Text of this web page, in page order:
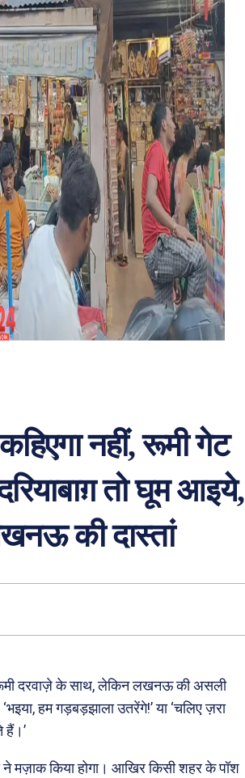
नहीं, रूमी गेट
तो घूम आइये,
की दास्तां
रूमी दरवाज़े के साथ, लेकिन लखनऊ की असली
हम गड़बड़झाला उतरेंगे!’ या ‘चलिए ज़रा
हैं।’
मज़ाक किया होगा। आखिर किसी शहर के पॉश